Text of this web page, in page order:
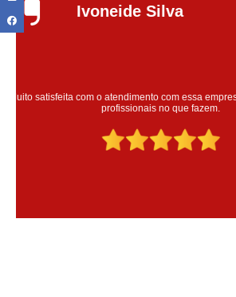
Silvana Alves
Super satisfeita com o serviço prestado,
colaoradores educado e transparente,
Claudinei excelente